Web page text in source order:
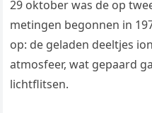
29 oktober was de op
metingen begonnen in
op: de geladen deeltjes
atmosfeer, wat gepaard
lichtflitsen.